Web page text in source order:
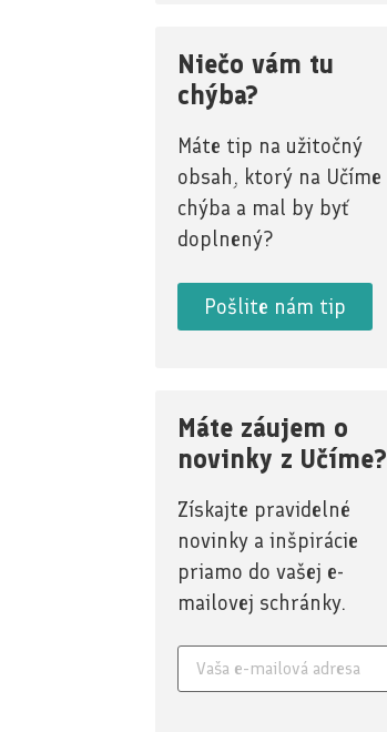
Niečo vám tu
chýba?
Máte tip na užitočný
obsah, ktorý na Učíme
chýba a mal by byť
doplnený?
Pošlite nám tip
Máte záujem o
novinky z Učíme?
Získajte pravidelné
novinky a inšpirácie
priamo do vašej e-
mailovej schránky.